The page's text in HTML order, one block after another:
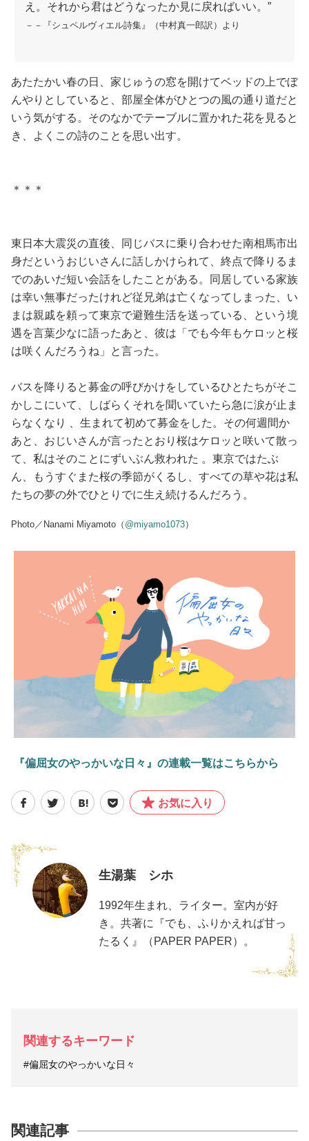
え。それから君はどうなったか見に戻ればいい。”
－－『シュペルヴィエル詩集』（中村真一郎訳）より
あたたかい春の日、家じゅうの窓を開けてベッドの上でぼ
んやりとしていると、部屋全体がひとつの風の通り道だと
いう気がする。そのなかでテーブルに置かれた花を見ると
き、よくこの詩のことを思い出す。
＊＊＊
東日本大震災の直後、同じバスに乗り合わせた南相馬市出
身だというおじいさんに話しかけられて、終点で降りるま
でのあいだ短い会話をしたことがある。同居している家族
は幸い無事だったけれど従兄弟は亡くなってしまった、い
まは親戚を頼って東京で避難生活を送っている、という境
遇を言葉少なに語ったあと、彼は「でも今年もケロッと桜
は咲くんだろうね」と言った。
バスを降りると募金の呼びかけをしているひとたちがそこ
かしこにいて、しばらくそれを聞いていたら急に涙が止ま
らなくなり 、生まれて初めて募金をした。その何週間か
あと、おじいさんが言ったとおり桜はケロッと咲いて散っ
て、私はそのことにずいぶん救われた 。東京ではたぶ
ん、もうすぐまた桜の季節がくるし、すべての草や花は私
たちの夢の外でひとりでに生え続けるんだろう。
Photo／Nanami Miyamoto（ @miyamo1073）
『偏屈女のやっかいな日々』の連載一覧はこちらから
お気に入り
生湯葉 シホ
1992年生まれ、ライター。室内が好
き。共著に『でも、ふりかえれば甘っ
たるく』（PAPER PAPER）。
関連するキーワード
#偏屈女のやっかいな日々
関連記事